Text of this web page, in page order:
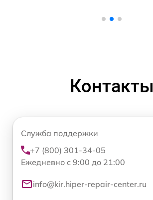
Контакты
Служба поддержки
+7 (800) 301-34-05
Ежедневно с 9:00 до 21:00
info@kir.hiper-repair-center.ru